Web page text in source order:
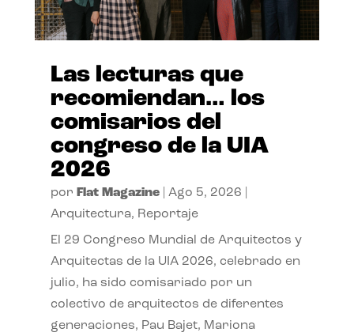
Las lecturas que
recomiendan… los
comisarios del
congreso de la UIA
2026
por Flat Magazine| Ago 5, 2026
Arquitectura, Reportaje
El 29 Congreso Mundial de Arquitectos y
Arquitectas de la UIA 2026, celebrado en
julio, ha sido comisariado por un
colectivo de arquitectos de diferentes
generaciones, Pau Bajet, Mariona